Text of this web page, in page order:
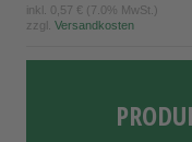
inkl. 0,57 € (7.0% MwSt.)
zzgl. Versandkosten